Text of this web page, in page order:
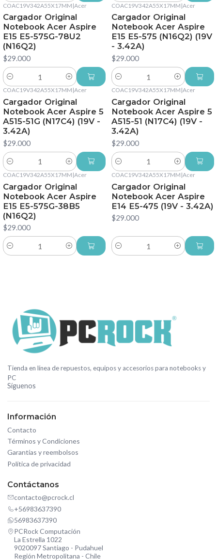
COAC19V342A55X17MM |Acer
Cargador Original
Notebook Acer Aspire
E15 E5-575G-78U2
(N16Q2)
$29.000
Cantidad
COAC19V342A55X17MM |Acer
Cargador Original
Notebook Acer Aspire
E15 E5-575 (N16Q2) (19V
- 3.42A)
$29.000
Cantidad
COAC19V342A55X17MM |Acer
Cargador Original
Notebook Acer Aspire 5
A515-51G (N17C4) (19V -
3.42A)
$29.000
Cantidad
COAC19V342A55X17MM |Acer
Cargador Original
Notebook Acer Aspire 5
A515-51 (N17C4) (19V -
3.42A)
$29.000
Cantidad
COAC19V342A55X17MM |Acer
Cargador Original
Notebook Acer Aspire
E15 E5-575G-38B5
(N16Q2)
$29.000
Cantidad
COAC19V342A55X17MM |Acer
Cargador Original
Notebook Acer Aspire
E14 E5-475 (19V - 3.42A)
$29.000
Cantidad
Tienda en línea de repuestos, equipos y accesorios para notebooks y
PC
Síguenos
Información
Contacto
Términos y Condiciones
Garantías y reembolsos
Política de privacidad
Contáctanos
contacto@pcrock.cl
+56983637390
56983637390
PCRock Computación
La Estrella 1022
9020097 Santiago - Pudahuel
Región Metropolitana - Chile